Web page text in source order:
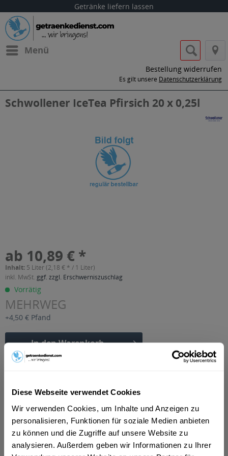
Diese Webseite verwendet Cookies
Wir verwenden Cookies, um Inhalte und Anzeigen zu
personalisieren, Funktionen für soziale Medien anbieten
zu können und die Zugriffe auf unsere Website zu
analysieren. Außerdem geben wir Informationen zu Ihrer
Getränke liefern lassen
Menü
Bestellung widerrufen
Es gilt unsere Datenschutzerklärung
Schwollener IceTea Pfirsich 20 x 0,25l
ab 10,89 € *
Inhalt: 5 Liter (2,18 € * / 1 Liter)
inkl. MwSt. ggf. zzgl. Erschwerniszuschlag
Vorrätig
MEHRWEG
+4,50 € Pfand
In denWarenkorb
mehr
"Schwollener IceTea Pfirsich 20 x 0,25l"
Geschmacksrichtung:
Pfirsich